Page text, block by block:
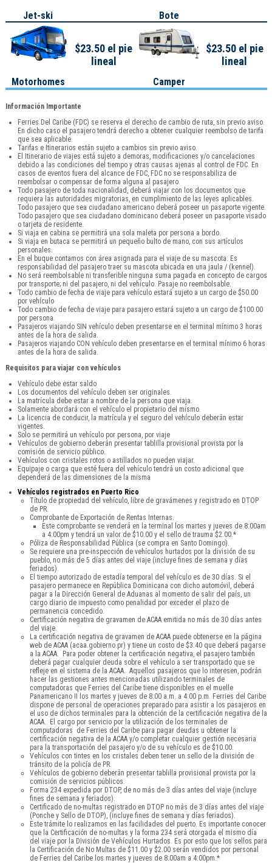
Jet-ski Bote
Motorhomes
$23.50 el pie
lineal
Camper
$23.50 el pie
lineal
Información Importante
Ferries Del Caribe (FDC) se reserva el derecho de cambio de ruta, sin previo aviso.
En dicho caso el pasajero tendrá derecho a obtener cualquier reembolso de tarifa
que sea aplicable.
Tarifas e Itinerarios están sujeto a cambios sin previo aviso.
El Itinerario de viajes está sujeto a demoras, modificaciones y/o cancelaciones
debido a las condiciones del tiempo y otras causas ajenas al control de FDC. En
casos de eventos fuera del alcance de FDC, FDC no se responsabiliza de
reembolsar o compensar de forma alguna al pasajero.
Todo pasajero de toda nacionalidad, deberá viajar con los documentos que
requiera las autoridades migratorias, en cumplimiento de las leyes aplicables.
Todo pasajero que sea ciudadano americano deberá poseer un pasaporte vigente.
Todo pasajero que sea ciudadano dominicano deberá poseer un pasaporte visado
o tarjeta de residente.
Si viaja en cabina se permitirá una sola maleta por persona a bordo.
Si viaja en butaca se permitirá un pequeño bulto de mano, con sus artículos
personales.
En el buque contamos con área asignada para el viaje de su mascota. Es
responsabilidad del pasajero traer su mascota ubicada en una jaula / (kennel).
No será reembolsable ni transferible ninguna suma pagada en concepto de cargos
por transporte; ni del pasajero, ni del vehículo. Pasaje no reembolsable.
Todo cambio de fecha de viaje para vehículo estará sujeto a un cargo de $50.00
por vehículo
Todo cambio de fecha de viaje para pasajero estará sujeto a un cargo de $100.00
por persona.
Pasajeros viajando SIN vehículo deben presentarse en el terminal mínimo 3 horas
antes de la hora de salida.
Pasajeros viajando CON vehículo deben presentarse en el terminal mínimo 6 horas
antes de la hora de salida.
Requisitos para viajar con vehículos
Vehículo debe estar saldo
Los documentos del vehículo deben ser originales.
La matrícula debe estar a nombre de la persona que viaja.
Solamente abordará con el vehículo el propietario del mismo.
La licencia de conducir, la matrícula y el seguro del vehículo deberán estar
vigentes.
Solo se permitirá un vehículo por persona, por viaje
Vehículos de gobierno deberán presentar tablilla provisional provista por la
comisión de servicio público.
Vehículos con cristales rotos o astillados no pueden viajar.
Equipaje o carga que esté fuera del vehículo tendrá un costo adicional que
dependerá de las dimensiones de la misma
Vehículos registrados en Puerto Rico
Título de propiedad del vehículo, libre de gravámenes y registrado en DTOP
de PR.
Comprobante de Exportación de Rentas Internas.
Este comprobante se venderá en la terminal los martes y jueves de 8:00am
a 4:00pm y tendrá un valor de $10.00 y el sello de trauma $2.00.*
Póliza de Responsabilidad Pública (se compra en Santo Domingo).
Se requiere una pre-inspección de vehículos hurtados por la división de su
pueblo, no más de 5 días antes del viaje (incluye fines de semana y días
feriados).
El tiempo autorizado de estadía temporal del vehículo es de 30 días. Si el
pasajero permanece en República Dominicana con dicho automóvil, deberá
pagar a la Dirección General de Aduanas al momento de salir del país, un
cargo diario de impuesto como penalidad por exceder el plazo de
permanencia concedido.
Certificación negativa de gravamen de ACAA emitida no más de 30 días antes
del viaje.
La certificación negativa de gravamen de ACAA puede obtenerse en la página
web de ACAA (acaa.gobierno.pr) y tiene un costo de $3.40 que deberá pagarse
a la ACAA. Para poder obtener la certificación negativa, el pasajero también
deberá pagar cualquier deuda sobre el vehículo a ser transportado que se
refleje en el sistema de la ACAA. Aquellos pasajeros que lo interesen, podrán
hacer las gestiones antes mencionadas utilizando terminales de
computadoras que Ferries del Caribe tiene disponibles en el muelle
Panamericano II los martes y jueves de 8:00 a.m. a 4:00 p.m. Ferries del Caribe
dispone de personal de operaciones preparado para asistir a los pasajeros en
el uso de dichos terminales para la obtención de la certificación negativa de la
ACAA. El cargo por servicio por la utilización de los terminales de
computadoras de Ferries del Caribe para pagar deudas u obtener la
certificación negativa de la ACAA y/o completar cualquier gestión necesaria
para la transportación del pasajero y/o de su vehículo es de $10.00.
Vehículos con tintes en los cristales deben tener un sello de la división de
tránsito de la policía de PR.
Vehículos de gobierno deberán presentar tablilla provisional provista por la
comisión de servicios públicos.
Forma 234 expedida por DTOP, de no más de 3 días antes del viaje (incluye
fines de semana y feriados).
Certificado de no-multas registrado en DTOP no más de 3 días antes del viaje
(Ponche y Sello de DTOP), (incluye fines de semana y días feriados).
Este trámite lo realizamos en las facilidades del puerto. Es importante conocer
que la Certificación de no-multas y la forma 234 será otorgada el mismo día
del viaje por la División de Vehículos Hurtados. Es por esto que los sellos para
la Certificación de No Multas de $11.00 y $2.00 serán vendidos por personal
de Ferries del Caribe los martes y jueves de 8:00am a 4:00pm.*